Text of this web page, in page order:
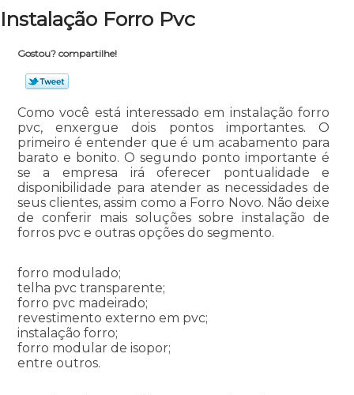
Instalação Forro Pvc
Gostou? compartilhe!
Como você está interessado em instalação forro
pvc, enxergue dois pontos importantes. O
primeiro é entender que é um acabamento para
barato e bonito. O segundo ponto importante é
se a empresa irá oferecer pontualidade e
disponibilidade para atender as necessidades de
seus clientes, assim como a Forro Novo. Não deixe
de conferir mais soluções sobre instalação de
forros pvc e outras opções do segmento.
forro modulado;
telha pvc transparente;
forro pvc madeirado;
revestimento externo em pvc;
instalação forro;
forro modular de isopor;
entre outros.